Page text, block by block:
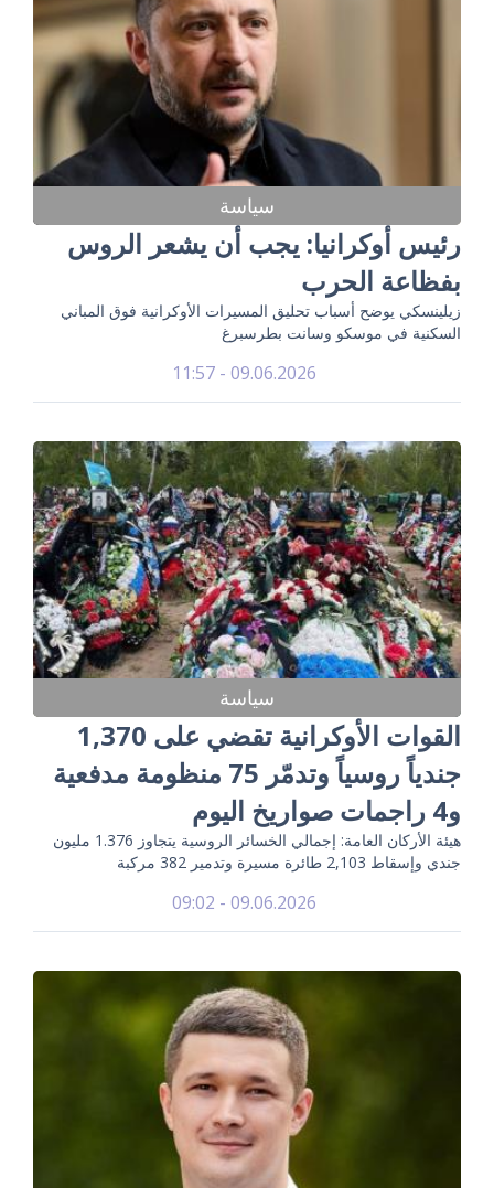
سياسة
رئيس أوكرانيا: يجب أن يشعر الروس
بفظاعة الحرب
زيلينسكي يوضح أسباب تحليق المسيرات الأوكرانية فوق المباني
السكنية في موسكو وسانت بطرسبرغ
09.06.2026 - 11:57
سياسة
القوات الأوكرانية تقضي على 1,370
جندياً روسياً وتدمّر 75 منظومة مدفعية
و4 راجمات صواريخ اليوم
هيئة الأركان العامة: إجمالي الخسائر الروسية يتجاوز 1.376 مليون
جندي وإسقاط 2,103 طائرة مسيرة وتدمير 382 مركبة
09.06.2026 - 09:02